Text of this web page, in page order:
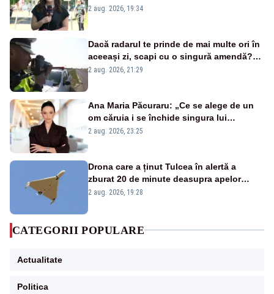
energetică
2 aug. 2026, 19:34
Dacă radarul te prinde de mai multe ori în
aceeași zi, scapi cu o singură amendă?
Ce spune legea
2 aug. 2026, 21:29
Ana Maria Păcuraru: „Ce se alege de un
om căruia i se închide singura lui
portiță?”
2 aug. 2026, 23:25
Drona care a ținut Tulcea în alertă a
zburat 20 de minute deasupra apelor
României. Au fost ridicate două F-16
2 aug. 2026, 19:28
CATEGORII POPULARE
Actualitate
Politica